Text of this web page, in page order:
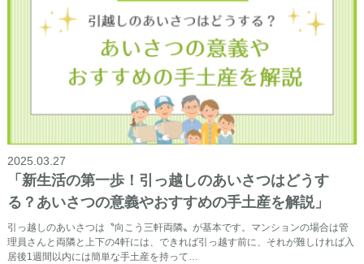
2025.03.27
「新生活の第一歩！引っ越しのあいさつはどうす
る？あいさつの意義やおすすめの手土産を解説」
引っ越しのあいさつは〝向こう三軒両隣〟が基本です。マンションの場合は管
理員さんと両隣と上下の4軒には、できれば引っ越す前に、それが難しければ入
居後1週間以内には簡単な手土産を持って…